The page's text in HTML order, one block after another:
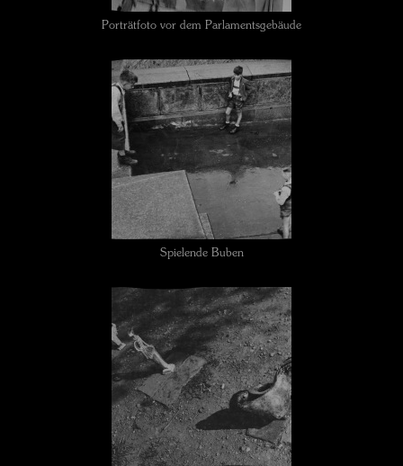
Porträtfoto vor dem Parlamentsgebäude
Spielende Buben